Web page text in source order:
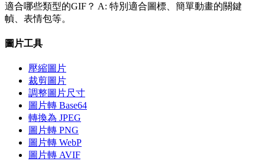
適合哪些類型的GIF？ A: 特別適合圖標、簡單動畫的關鍵
幀、表情包等。
圖片工具
壓縮圖片
裁剪圖片
調整圖片尺寸
圖片轉 Base64
轉換為 JPEG
圖片轉 PNG
圖片轉 WebP
圖片轉 AVIF